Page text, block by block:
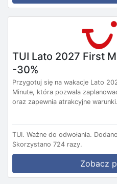
TUI Lato 2027 First
-30%
Przygotuj się na wakacje Lato
Minute, która pozwala
oraz zapewnia atrakcyjne
TUI. Ważne do odwołania.
Skorzystano 724 razy.
Zobacz